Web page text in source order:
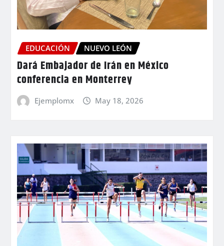
EDUCACIÓN NUEVO LEÓN
Dará Embajador de Irán en México
conferencia en Monterrey
Ejemplomx May 18, 2026